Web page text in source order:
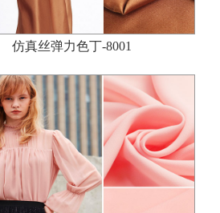
仿真丝弹力色丁-8001